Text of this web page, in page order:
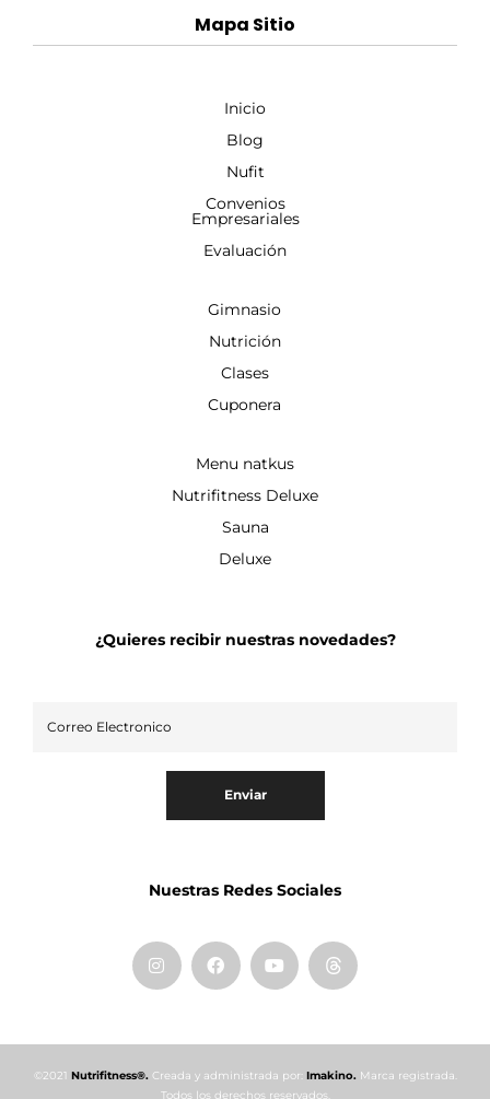
Mapa Sitio
Inicio
Blog
Nufit
Convenios
Empresariales
Evaluación
Gimnasio
Nutrición
Clases
Cuponera
Menu natkus
Nutrifitness Deluxe
Sauna
Deluxe
¿Quieres recibir nuestras novedades?
Enviar
Nuestras Redes Sociales
©2021 Nutrifitness®.Creada y administrada por: Imakino.Marca registrada.
Todos los derechos reservados.